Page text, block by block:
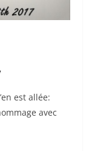
est allée:
avec